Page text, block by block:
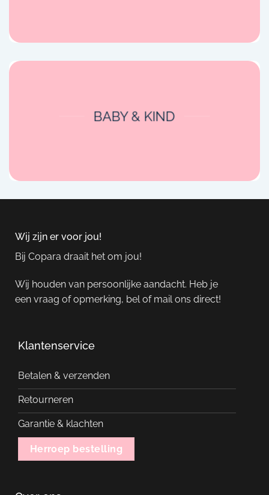
BABY & KIND
Wij zijn er voor jou!
Bij Copara draait het om jou!
Wij houden van persoonlijke aandacht. Heb je
een vraag of opmerking, bel of mail ons direct!
Klantenservice
Betalen & verzenden
Retourneren
Garantie & klachten
Herroep bestelling